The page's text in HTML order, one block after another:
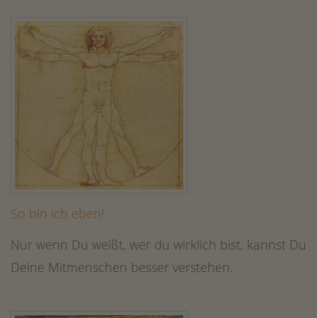
So bin ich eben!
Nur wenn Du weißt, wer du wirklich bist, kannst Du
Deine Mitmenschen besser verstehen.